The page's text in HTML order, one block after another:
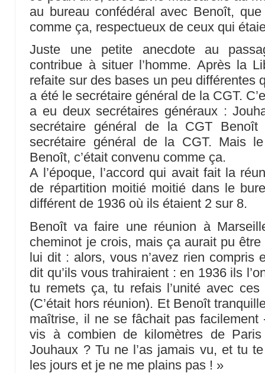
au bureau confédéral avec Benoît,
comme ça, respectueux de ceux qui
Juste une petite anecdote au
contribue à situer l’homme. Après la
refaite sur des bases un peu différentes
a été le secrétaire général de la CGT.
a eu deux secrétaires généraux :
secrétaire général de la CGT
secrétaire général de la CGT. Mais
Benoît, c’était convenu comme ça.
A l’époque, l’accord qui avait fait la
de répartition moitié moitié dans le
différent de 1936 où ils étaient 2 sur 8.
Benoît va faire une réunion à
cheminot je crois, mais ça aurait pu être
lui dit : alors, vous n’avez rien compris
dit qu’ils vous trahiraient : en 1936 ils
tu remets ça, tu refais l’unité avec
(C’était hors réunion). Et Benoît
maîtrise, il ne se fâchait pas
vis à combien de kilomètres de
Jouhaux ? Tu ne l’as jamais vu, et tu
les jours et je ne me plains pas ! »